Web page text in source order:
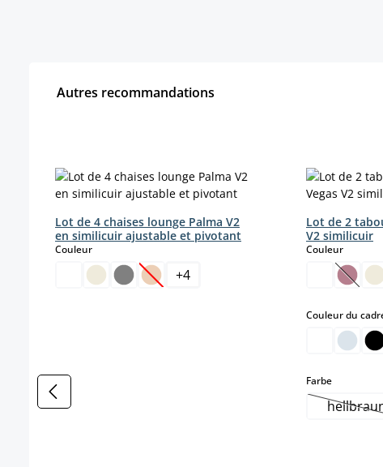
Autres recommandations
Lot de 4 chaises lounge Palma V2
en similicuir ajustable et pivotant
Couleurselect
(Cette option n'est pas disponible pour le
+4
Lot de 2
V2 similicuir
Couleurselect
(Cette
Couleur du
Farbeselect